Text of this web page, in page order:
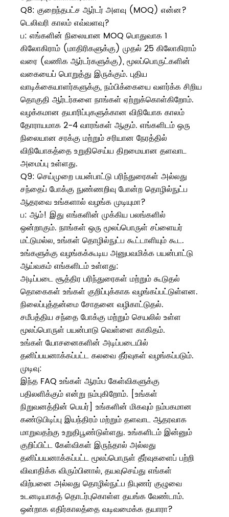
Q8: குறைந்தபட்ச ஆர்டர் அளவு (MOQ) என்ன?
டெலிவரி காலம் எவ்வளவு?
ப: எங்களின் நிலையான MOQ பொதுவாக 1
கிலோகிராம் (மாதிரிகளுக்கு) முதல் 25 கிலோகிராம்
வரை (வணிக ஆர்டர்களுக்கு), மூலப்பொருட்களின்
வகையைப் பொறுத்து இருக்கும். புதிய
வாடிக்கையாளர்களுக்கு, நம்பிக்கையை வளர்க்க சிறிய
தொகுதி ஆர்டர்களை நாங்கள் ஏற்றுக்கொள்கிறோம்.
வழக்கமான தயாரிப்புகளுக்கான விநியோக காலம்
தோராயமாக 2-4 வாரங்கள் ஆகும். எங்களிடம் ஒரு
நிலையான சரக்கு மற்றும் சரியான நேரத்தில்
விநியோகத்தை உறுதிசெய்ய திறமையான தளவாட
அமைப்பு உள்ளது.
Q9: செய்முறை பயன்பாட்டு பரிந்துரைகள் அல்லது
சந்தைப் போக்கு நுண்ணறிவு போன்ற தொழில்நுட்ப
ஆதரவை உங்களால் வழங்க முடியுமா?
ப: ஆம்! இது எங்களின் முக்கிய பலங்களில்
ஒன்றாகும். நாங்கள் ஒரு மூலப்பொருள் சப்ளையர்
மட்டுமல்ல, உங்கள் தொழில்நுட்ப கூட்டாளியும் கூட.
உங்களுக்கு வழங்கக்கூடிய அனுபவமிக்க பயன்பாட்டு
ஆய்வகம் எங்களிடம் உள்ளது:
அடிப்படை சூத்திர பரிந்துரைகள் மற்றும் கூடுதல்
தொகைகள் உங்கள் குறிப்புக்காக வழங்கப்பட்டுள்ளன.
நிலைப்புத்தன்மை சோதனை வழிகாட்டுதல்.
சமீபத்திய சந்தை போக்கு மற்றும் செயலில் உள்ள
மூலப்பொருள் பயன்பாடு வெள்ளை காகிதம்.
உங்கள் யோசனைகளின் அடிப்படையில்
தனிப்பயனாக்கப்பட்ட கலவை தீர்வுகள் வழங்கப்படும்.
முடிவு:
இந்த FAQ உங்கள் ஆரம்ப கேள்விகளுக்கு
பதிலளிக்கும் என்று நம்புகிறோம். [உங்கள்
நிறுவனத்தின் பெயர்] உங்களின் மிகவும் நம்பகமான
கண்டுபிடிப்பு இயந்திரம் மற்றும் தளவாட ஆதரவாக
மாறுவதற்கு உறுதிபூண்டுள்ளது. உங்களிடம் இன்னும்
குறிப்பிட்ட கேள்விகள் இருந்தால் அல்லது
தனிப்பயனாக்கப்பட்ட மூலப்பொருள் தீர்வுகளைப் பற்றி
விவாதிக்க விரும்பினால், தயவுசெய்து எங்கள்
விற்பனை அல்லது தொழில்நுட்ப நிபுணர் குழுவை
உடனடியாகத் தொடர்புகொள்ள தயங்க வேண்டாம்.
ஒன்றாக எதிர்காலத்தை வடிவமைக்க தயாரா?